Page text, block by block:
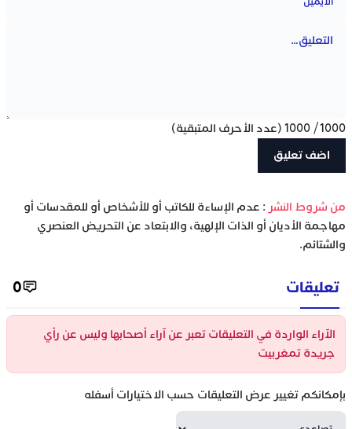
1000
/
1000 (عدد الأحرف المتبقية)
‫من شروط النشر : عدم الإساءة للكاتب أو للأشخاص أو للمقدسات أو
مهاجمة الأديان أو الذات الإلهية، والابتعاد عن التحريض العنصري
والشتائم.
تعليقات 0
الآراء الواردة في التعليقات تعبر عن آراء أصحابها وليس عن رأي
جريدة تمغربيت
بإمكانكم تغيير عرض التعليقات حسب الاختيارات أسفله